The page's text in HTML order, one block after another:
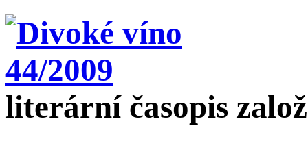
literární časopis